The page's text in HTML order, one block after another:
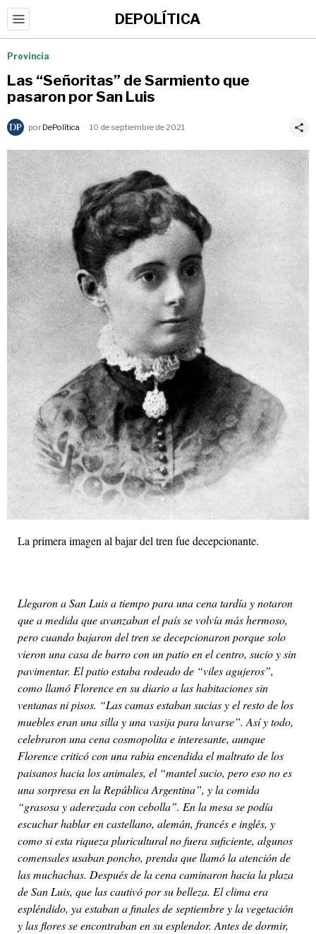
DEPOLÍTICA
Provincia
Las “Señoritas” de Sarmiento que
pasaron por San Luis
por DePolítica 10 de septiembre de 2021
La primera imagen al bajar del tren fue decepcionante.
Llegaron a San Luis a tiempo para una cena tardía y notaron
que a medida que avanzaban el país se volvía más hermoso,
pero cuando bajaron del tren se decepcionaron porque solo
vieron una casa de barro con un patio en el centro, sucio y sin
pavimentar. El patio estaba rodeado de “viles agujeros”,
como llamó Florence en su diario a las habitaciones sin
ventanas ni pisos. “Las camas estaban sucias y el resto de los
muebles eran una silla y una vasija para lavarse”. Así y todo,
celebraron una cena cosmopolita e interesante, aunque
Florence criticó con una rabia encendida el maltrato de los
paisanos hacia los animales, el “mantel sucio, pero eso no es
una sorpresa en la República Argentina”, y la comida
“grasosa y aderezada con cebolla”. En la mesa se podía
escuchar hablar en castellano, alemán, francés e inglés, y
como si esta riqueza pluricultural no fuera suficiente, algunos
comensales usaban poncho, prenda que llamó la atención de
las muchachas. Después de la cena caminaron hacia la plaza
de San Luis, que las cautivó por su belleza. El clima era
espléndido, ya estaban a finales de septiembre y la vegetación
y las flores se encontraban en su esplendor. Antes de dormir,